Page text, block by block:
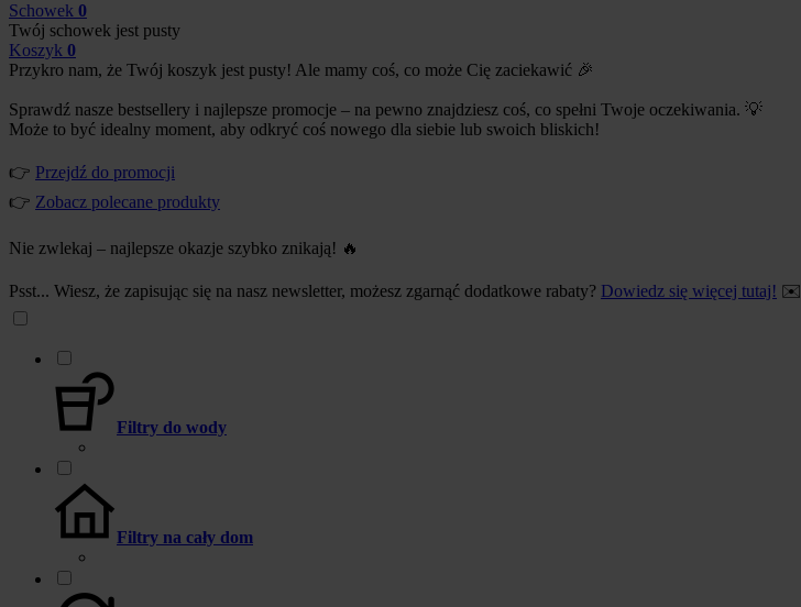
Schowek 0
Twój schowek jest pusty
Koszyk 0
Przykro nam, że Twój koszyk jest pusty! Ale mamy coś, co może Cię zaciekawić 🎉
Sprawdź nasze bestsellery i najlepsze promocje – na pewno znajdziesz coś, co spełni Twoje oczekiwania. 💡
Może to być idealny moment, aby odkryć coś nowego dla siebie lub swoich bliskich!
👉 Przejdź do promocji
👉 Zobacz polecane produkty
Nie zwlekaj – najlepsze okazje szybko znikają! 🔥
Psst... Wiesz, że zapisując się na nasz newsletter, możesz zgarnąć dodatkowe rabaty? Dowiedz się więcej tutaj! ✉️
Filtry do wody
Filtry na cały dom